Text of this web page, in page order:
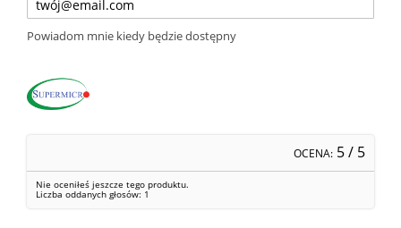
Powiadom mnie kiedy będzie dostępny
OCENA: 5/ 5
Nie oceniłeś jeszcze tego produktu.
Liczba oddanych głosów: 1